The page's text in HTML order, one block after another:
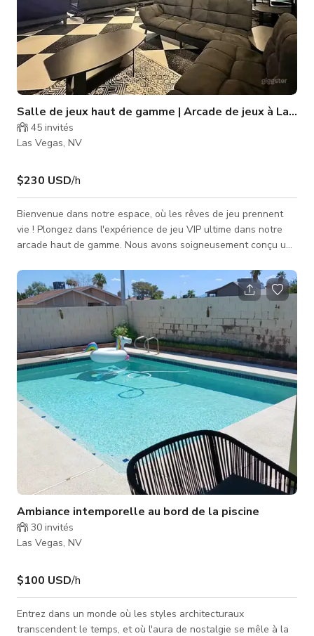
Salle de jeux haut de gamme | Arcade de jeux à Las
45 invités
Las Vegas, NV
$230 USD/h
Bienvenue dans notre espace, où les rêves de jeu prennent
vie ! Plongez dans l'expérience de jeu VIP ultime dans notre
arcade haut de gamme. Nous avons soigneusement conçu un
ordre et une atmosphère vibrante qui ne manquera pas de
vous ravir. Entrez dans un monde d'excitation avec nos 10
stations de jeu à la pointe de la technologie, chacune conçue
pour accueillir confortablement deux joueurs. Que vous jouiez
en solo ou en équipe
Ambiance intemporelle au bord de la piscine
30 invités
Las Vegas, NV
$100 USD/h
Entrez dans un monde où les styles architecturaux
transcendent le temps, et où l'aura de nostalgie se mêle à la